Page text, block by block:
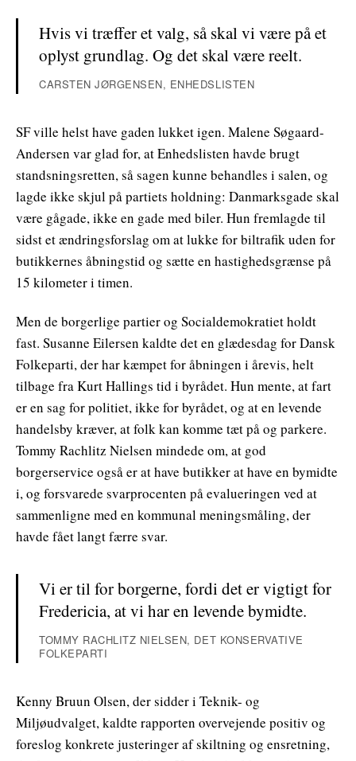
Hvis vi træffer et valg, så skal vi være på et
oplyst grundlag. Og det skal være reelt.
CARSTEN JØRGENSEN, ENHEDSLISTEN
SF ville helst have gaden lukket igen. Malene Søgaard-
Andersen var glad for, at Enhedslisten havde brugt
standsningsretten, så sagen kunne behandles i salen, og
lagde ikke skjul på partiets holdning: Danmarksgade skal
være gågade, ikke en gade med biler. Hun fremlagde til
sidst et ændringsforslag om at lukke for biltrafik uden for
butikkernes åbningstid og sætte en hastighedsgrænse på
15 kilometer i timen.
Men de borgerlige partier og Socialdemokratiet holdt
fast. Susanne Eilersen kaldte det en glædesdag for Dansk
Folkeparti, der har kæmpet for åbningen i årevis, helt
tilbage fra Kurt Hallings tid i byrådet. Hun mente, at fart
er en sag for politiet, ikke for byrådet, og at en levende
handelsby kræver, at folk kan komme tæt på og parkere.
Tommy Rachlitz Nielsen mindede om, at god
borgerservice også er at have butikker at have en bymidte
i, og forsvarede svarprocenten på evalueringen ved at
sammenligne med en kommunal meningsmåling, der
havde fået langt færre svar.
Vi er til for borgerne, fordi det er vigtigt for
Fredericia, at vi har en levende bymidte.
TOMMY RACHLITZ NIELSEN, DET KONSERVATIVE
FOLKEPARTI
Kenny Bruun Olsen, der sidder i Teknik- og
Miljøudvalget, kaldte rapporten overvejende positiv og
foreslog konkrete justeringer af skiltning og ensretning,